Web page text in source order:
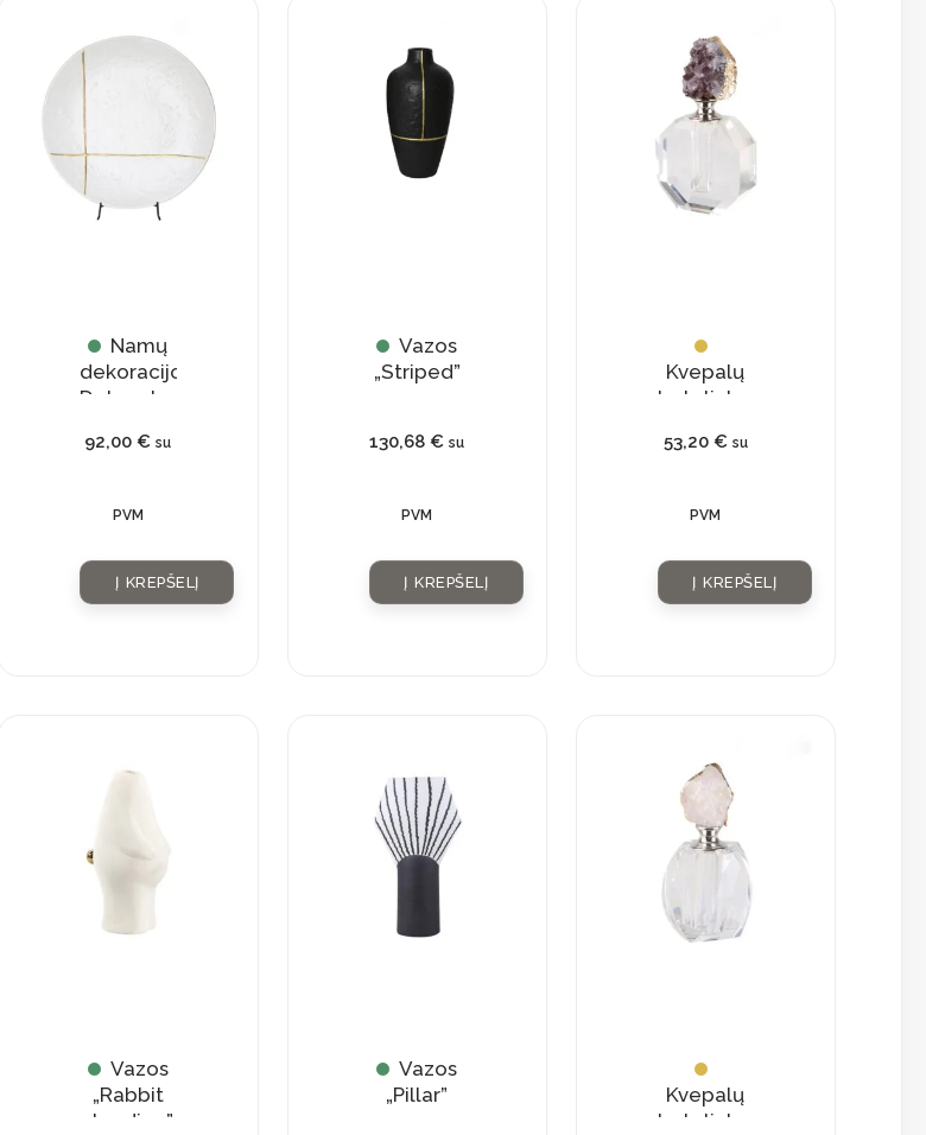
Namų
dekoracijos
Dekoratyvinė
92,00€ su
PVM
Į KREPŠELĮ
Vazos
„Striped”
130,68€ su
PVM
Į KREPŠELĮ
Kvepalų
buteliukas
natūraliu
53,20 € su
PVM
Į KREPŠELĮ
Vazos
„Rabbit
standing”
Vazos
„Pillar”
Kvepalų
buteliukas